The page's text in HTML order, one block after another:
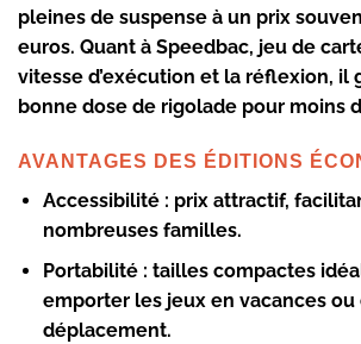
pleines de suspense à un prix
euros. Quant à Speedbac, jeu de
vitesse d’exécution et la réflexion, il
bonne dose de rigolade pour moins
AVANTAGES DES ÉDITIONS
Accessibilité : prix attractif,
nombreuses familles.
Portabilité : tailles compactes
emporter les jeux en vacances ou
déplacement.